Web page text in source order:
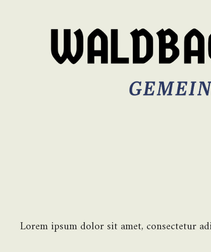
Lorem ipsum dolor sit amet, consectetur